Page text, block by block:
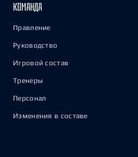
КОМАНДА
Правление
Руководство
Игровой состав
Тренеры
Персонал
Изменения в составе